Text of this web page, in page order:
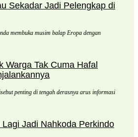
Sekadar Jadi Pelengkap di
membuka musim balap Eropa dengan
Warga Tak Cuma Hafal
penting di tengah derasnya arus informasi
Lagi Jadi Nahkoda Perkindo